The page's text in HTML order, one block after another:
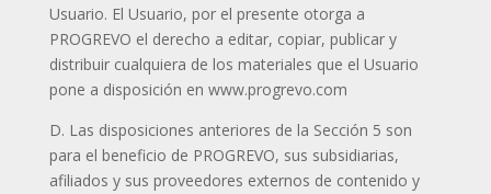
Usuario. El Usuario, por el presente otorga a
PROGREVO el derecho a editar, copiar, publicar y
distribuir cualquiera de los materiales que el Usuario
pone a disposición en www.progrevo.com
D. Las disposiciones anteriores de la Sección 5 son
para el beneficio de PROGREVO, sus subsidiarias,
afiliados y sus proveedores externos de contenido y